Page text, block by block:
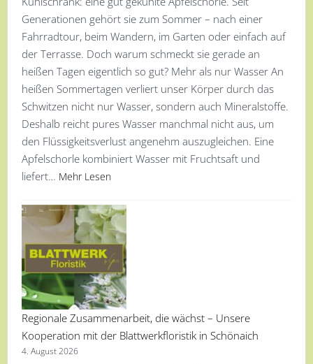
Generationen gehört sie zum Sommer – nach einer
Fahrradtour, beim Wandern, im Garten oder einfach auf
der Terrasse. Doch warum schmeckt sie gerade an
heißen Tagen eigentlich so gut? Mehr als nur Wasser An
heißen Sommertagen verliert unser Körper durch das
Schwitzen nicht nur Wasser, sondern auch Mineralstoffe.
Deshalb reicht pures Wasser manchmal nicht aus, um
den Flüssigkeitsverlust angenehm auszugleichen. Eine
Apfelschorle kombiniert Wasser mit Fruchtsaft und
liefert… Mehr Lesen
Regionale Zusammenarbeit, die wächst – Unsere
Kooperation mit der Blattwerkfloristik in Schönaich
4. August 2026